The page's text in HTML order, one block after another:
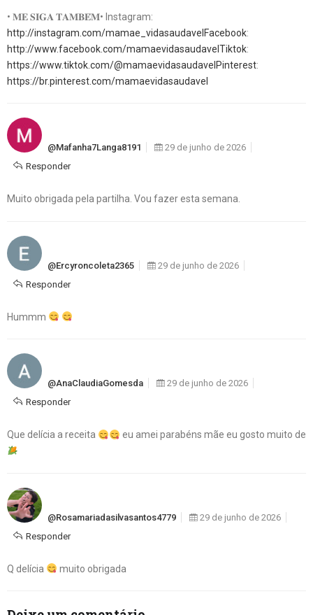
• 𝐌𝐄 𝐒𝐈𝐆𝐀 𝐓𝐀𝐌𝐁𝐄́𝐌• Instagram:
http://instagram.com/mamae_vidasaudavelFacebook:
http://www.facebook.com/mamaevidasaudavelTiktok:
https://www.tiktok.com/@mamaevidasaudavelPinterest:
https://br.pinterest.com/mamaevidasaudavel
@mafanha7Langa8191
29 de junho de 2026
Responder
Muito obrigada pela partilha. Vou fazer esta semana.
@ercyroncoleta2365
29 de junho de 2026
Responder
Hummm
@AnaClaudiaGomesda
29 de junho de 2026
Responder
Que delícia a receita eu amei parabéns mãe eu gosto muito de
@rosamariadasilvasantos4779
29 de junho de 2026
Responder
Q delícia muito obrigada